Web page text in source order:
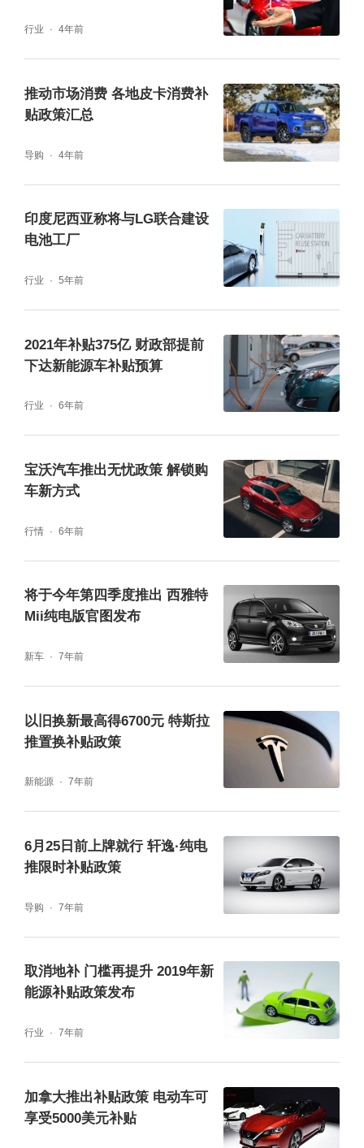
行业 4年前
推动市场消费 各地皮卡消费补
贴政策汇总
导购 4年前
印度尼西亚称将与LG联合建设
电池工厂
行业 5年前
2021年补贴375亿 财政部提前
下达新能源车补贴预算
行业 6年前
宝沃汽车推出无忧政策 解锁购
车新方式
行情 6年前
将于今年第四季度推出 西雅特
Mii纯电版官图发布
新车 7年前
以旧换新最高得6700元 特斯拉
推置换补贴政策
新能源 7年前
6月25日前上牌就行 轩逸·纯电
推限时补贴政策
导购 7年前
取消地补 门槛再提升 2019年新
能源补贴政策发布
行业 7年前
加拿大推出补贴政策 电动车可
享受5000美元补贴